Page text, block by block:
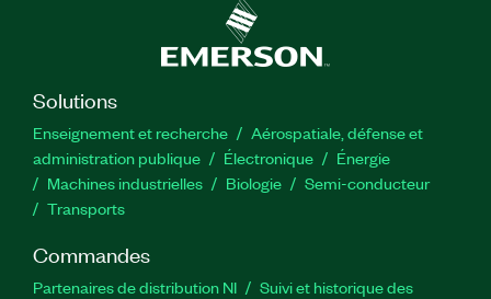
Solutions
Enseignement et recherche
Aérospatiale, défense et
administration publique
Électronique
Énergie​
Machines industrielles
Biologie
Semi-conducteur
Transports
Commandes
Partenaires de distribution NI
Suivi et historique des